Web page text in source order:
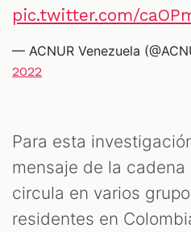
pic.twitter.com/
— ACNUR Venezuela
2022
Para esta
mensaje de la
circula en varios
residentes en